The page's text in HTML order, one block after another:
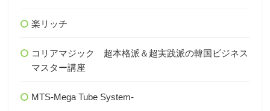
楽リッチ
コリアマジック 超本格派＆超実践派の韓国ビジネス
マスター講座
MTS-Mega Tube System-